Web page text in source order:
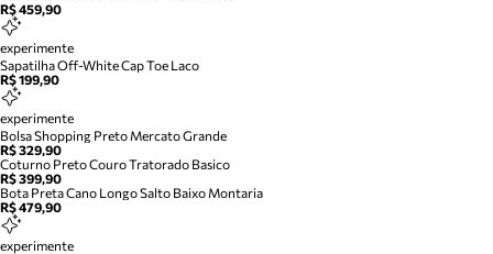
R$ 459,90
experimente
Sapatilha Off-White Cap Toe Laco
R$ 199,90
experimente
Bolsa Shopping Preto Mercato Grande
R$ 329,90
Coturno Preto Couro Tratorado Basico
R$ 399,90
Bota Preta Cano Longo Salto Baixo Montaria
R$ 479,90
experimente